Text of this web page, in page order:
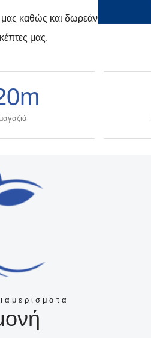
μας καθώς και δωρεάν
μας.
m